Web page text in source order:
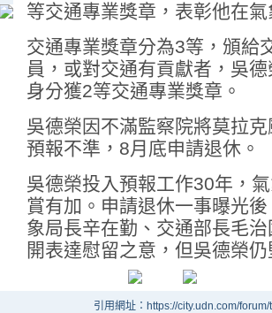
等交通專業獎章，表彰他在
交通專業獎章分為3等，頒給
員，或對交通有貢獻者，吳
身分獲2等交通專業獎章。
吳德榮因不滿監察院將莫拉
預報不準，8月底申請退休。
吳德榮投入預報工作30年，
賞有加。申請退休一事曝光
象局長辛在勤、交通部長毛
開表達慰留之意，但吳德榮
引用網址：https://city.udn.com/